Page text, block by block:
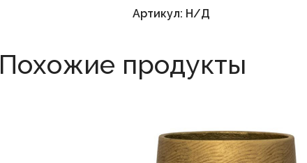
Артикул: Н/Д
Похожие продукты